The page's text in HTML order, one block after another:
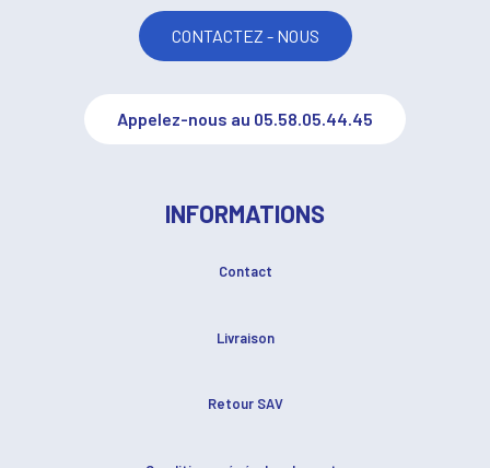
CONTACTEZ - NOUS
Appelez-nous au 05.58.05.44.45
INFORMATIONS
Contact
Livraison
Retour SAV